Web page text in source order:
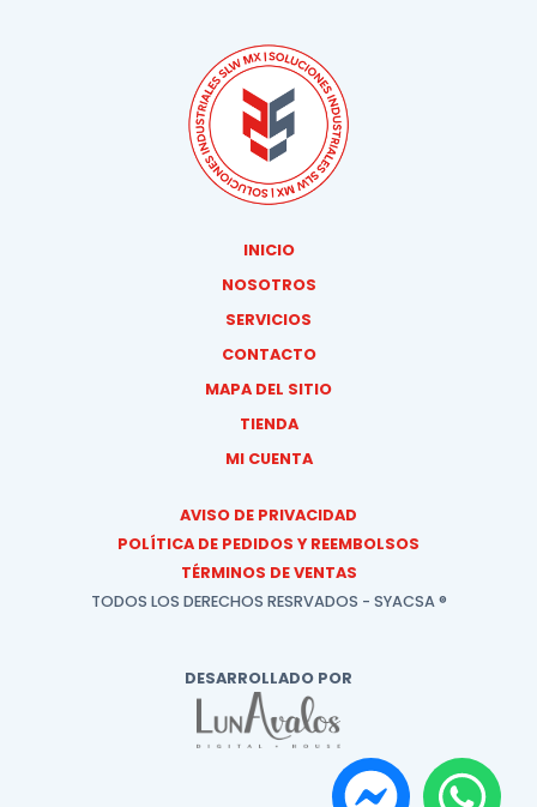
INICIO
NOSOTROS
SERVICIOS
CONTACTO
MAPA DEL SITIO
TIENDA
MI CUENTA
AVISO DE PRIVACIDAD
POLÍTICA DE PEDIDOS Y REEMBOLSOS
TÉRMINOS DE VENTAS
TODOS LOS DERECHOS RESRVADOS - SYACSA ®
DESARROLLADO POR